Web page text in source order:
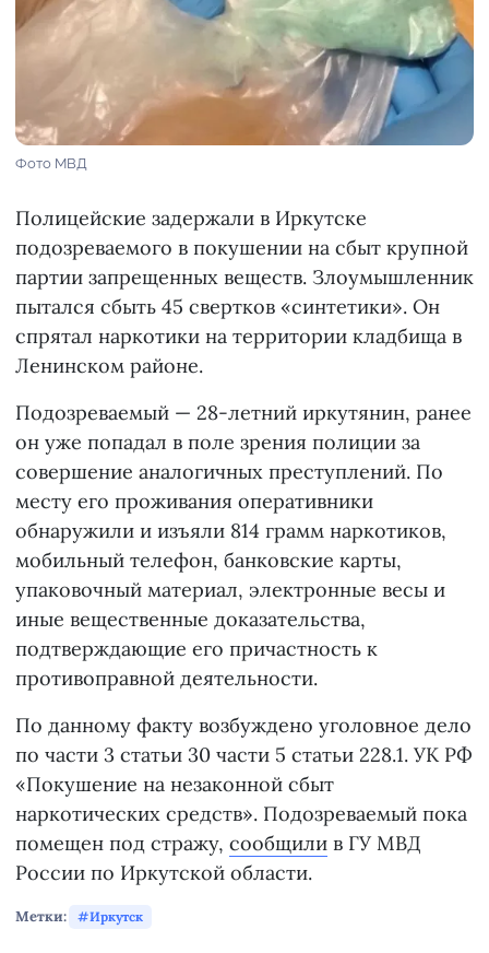
Фото МВД
Полицейские задержали в Иркутске
подозреваемого в покушении на сбыт крупной
партии запрещенных веществ. Злоумышленник
пытался сбыть 45 свертков «синтетики». Он
спрятал наркотики на территории кладбища в
Ленинском районе.
Подозреваемый — 28-летний иркутянин, ранее
он уже попадал в поле зрения полиции за
совершение аналогичных преступлений. По
месту его проживания оперативники
обнаружили и изъяли 814 грамм наркотиков,
мобильный телефон, банковские карты,
упаковочный материал, электронные весы и
иные вещественные доказательства,
подтверждающие его причастность к
противоправной деятельности.
По данному факту возбуждено уголовное дело
по части 3 статьи 30 части 5 статьи 228.1. УК РФ
«Покушение на незаконной сбыт
наркотических средств». Подозреваемый пока
помещен под стражу, сообщили в ГУ МВД
России по Иркутской области.
Метки: Иркутск